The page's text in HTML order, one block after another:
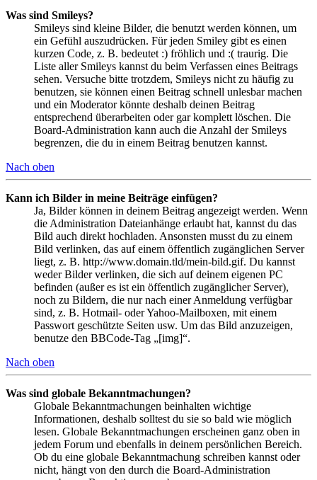
Was sind Smileys?
Smileys sind kleine Bilder, die benutzt werden können, um
ein Gefühl auszudrücken. Für jeden Smiley gibt es einen
kurzen Code, z. B. bedeutet :) fröhlich und :( traurig. Die
Liste aller Smileys kannst du beim Verfassen eines Beitrags
sehen. Versuche bitte trotzdem, Smileys nicht zu häufig zu
benutzen, sie können einen Beitrag schnell unlesbar machen
und ein Moderator könnte deshalb deinen Beitrag
entsprechend überarbeiten oder gar komplett löschen. Die
Board-Administration kann auch die Anzahl der Smileys
begrenzen, die du in einem Beitrag benutzen kannst.
Nach oben
Kann ich Bilder in meine Beiträge einfügen?
Ja, Bilder können in deinem Beitrag angezeigt werden. Wenn
die Administration Dateianhänge erlaubt hat, kannst du das
Bild auch direkt hochladen. Ansonsten musst du zu einem
Bild verlinken, das auf einem öffentlich zugänglichen Server
liegt, z. B. http://www.domain.tld/mein-bild.gif. Du kannst
weder Bilder verlinken, die sich auf deinem eigenen PC
befinden (außer es ist ein öffentlich zugänglicher Server),
noch zu Bildern, die nur nach einer Anmeldung verfügbar
sind, z. B. Hotmail- oder Yahoo-Mailboxen, mit einem
Passwort geschützte Seiten usw. Um das Bild anzuzeigen,
benutze den BBCode-Tag „[img]“.
Nach oben
Was sind globale Bekanntmachungen?
Globale Bekanntmachungen beinhalten wichtige
Informationen, deshalb solltest du sie so bald wie möglich
lesen. Globale Bekanntmachungen erscheinen ganz oben in
jedem Forum und ebenfalls in deinem persönlichen Bereich.
Ob du eine globale Bekanntmachung schreiben kannst oder
nicht, hängt von den durch die Board-Administration